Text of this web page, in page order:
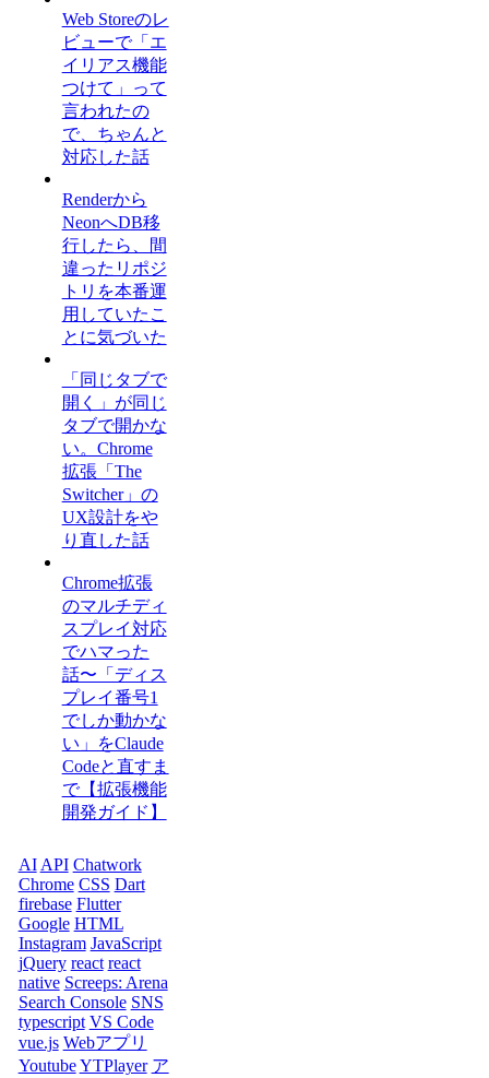
Web Storeのレ
ビューで「エ
イリアス機能
つけて」って
言われたの
で、ちゃんと
対応した話
Renderから
NeonへDB移
行したら、間
違ったリポジ
トリを本番運
用していたこ
とに気づいた
「同じタブで
開く」が同じ
タブで開かな
い。Chrome
拡張「The
Switcher」の
UX設計をや
り直した話
Chrome拡張
のマルチディ
スプレイ対応
でハマった
話〜「ディス
プレイ番号1
でしか動かな
い」をClaude
Codeと直すま
で【拡張機能
開発ガイド】
AIAPI Chatwork
Chrome CSS Dart
firebase Flutter
Google HTML
Instagram JavaScript
jQuery react react
native Screeps: Arena
Search Console SNS
typescript VS Code
vue.js Webアプリ
YoutubeYTPlayer ア